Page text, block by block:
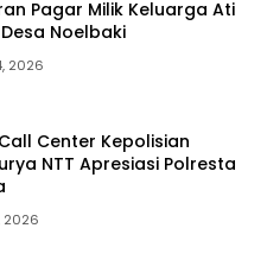
Pagar Milik Keluarga Ati
Noelbaki
2026
Center Kepolisian
NTT Apresiasi Polresta
2026